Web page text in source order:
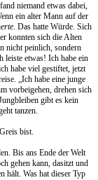
niemand etwas dabei,
ein alter Mann auf der
. Das hatte Würde. Sich
konnten sich die Alten
nicht peinlich, sondern
leiste etwas! Ich habe ein
habe viel gestiftet, jetzt
„Ich habe eine junge
vorbeigehen, drehen sich
gibt es kein
tanzen.
bist.
Bis ans Ende der Welt
gehen kann, dasitzt und
hält. Was hat dieser Typ